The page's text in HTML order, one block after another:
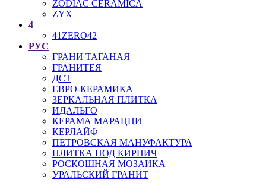
ZODIAC CERAMICA
ZYX
4
41ZERO42
РУС
ГРАНИ ТАГАНАЯ
ГРАНИТЕЯ
ДСТ
ЕВРО-КЕРАМИКА
ЗЕРКАЛЬНАЯ ПЛИТКА
ИДАЛЬГО
КЕРАМА МАРАЦЦИ
КЕРЛАЙФ
ПЕТРОВСКАЯ МАНУФАКТУРА
ПЛИТКА ПОД КИРПИЧ
РОСКОШНАЯ МОЗАИКА
УРАЛЬСКИЙ ГРАНИТ